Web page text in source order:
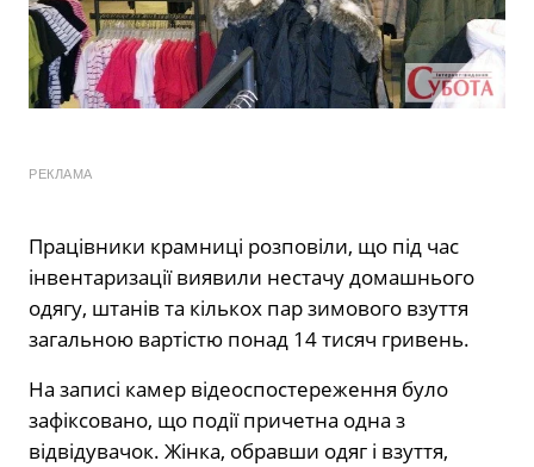
РЕКЛАМА
Працівники крамниці розповіли, що під час
інвентаризації виявили нестачу домашнього
одягу, штанів та кількох пар зимового взуття
загальною вартістю понад 14 тисяч гривень.
На записі камер відеоспостереження було
зафіксовано, що події причетна одна з
відвідувачок. Жінка, обравши одяг і взуття,